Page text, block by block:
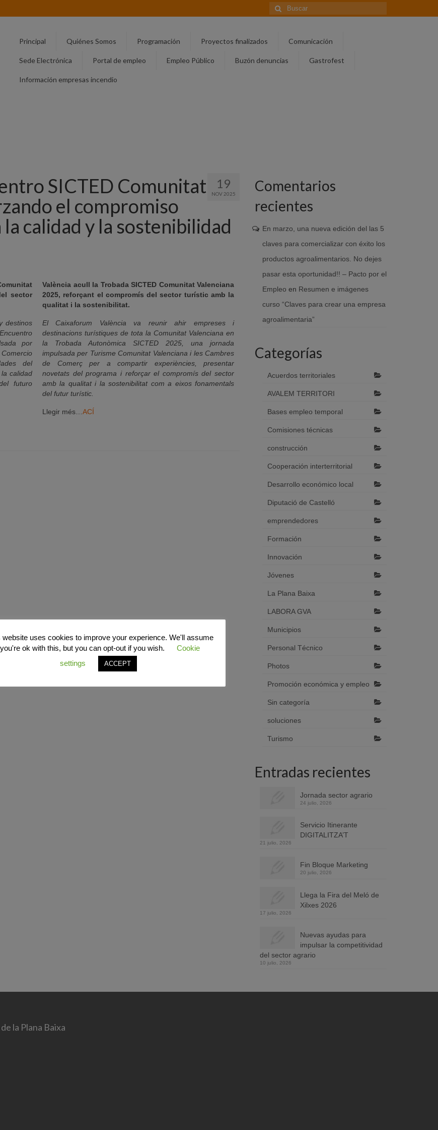
Buscar
por:
Principal Quiénes Somos Programación Proyectos finalizados Comunicación
Sede Electrónica Portal de empleo Empleo Público Buzón denuncias Gastrofest
Información empresas incendio
19
NOV 2025
SICTED Comunitat
el compromiso
calidad y la sostenibilidad​
sector
destinos
por
del
calidad
futuro
València acull la Trobada SICTED Comunitat Valenciana
2025, reforçant el compromís del sector turístic amb la
qualitat i la sostenibilitat.
El Caixaforum València va reunir ahir empreses i
destinacions turístiques de tota la Comunitat Valenciana en
la Trobada Autonòmica SICTED 2025, una jornada
impulsada per Turisme Comunitat Valenciana i les Cambres
de Comerç per a compartir experiències, presentar
novetats del programa i reforçar el compromís del sector
amb la qualitat i la sostenibilitat com a eixos fonamentals
del futur turístic.
Llegir més… ACÍ
Comentarios
recientes
En marzo, una nueva edición del las 5
claves para comercializar con éxito los
productos agroalimentarios. No dejes
pasar esta oportunidad!! – Pacto por el
Empleo en Resumen e imágenes
curso “Claves para crear una empresa
agroalimentaria”
Categorías
Acuerdos territoriales
AVALEM TERRITORI
Bases empleo temporal
Comisiones técnicas
construcción
Cooperación interterritorial
Desarrollo económico local
Diputació de Castelló
emprendedores
Formación
Innovación
Jóvenes
La Plana Baixa
LABORA GVA
Municipios
Personal Técnico
Photos
Promoción económica y empleo
Sin categoría
soluciones
Turismo
Entradas recientes
Jornada sector agrario
24 julio, 2026
Servicio Itinerante
DIGITALITZA’T
21 julio, 2026
Fin Bloque Marketing
20 julio, 2026
Llega la Fira del Meló de
Xilxes 2026
17 julio, 2026
Nuevas ayudas para
impulsar la competitividad
del sector agrario
10 julio, 2026
la Plana Baixa
website uses cookies to improve your experience. We'll assume
you're ok with this, but you can opt-out if you wish.
Cookie
settings
ACCEPT